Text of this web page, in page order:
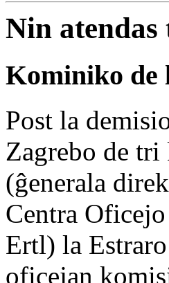
Nin
Kominiko de
Post la
Zagrebo de
(ĝenerala
Centra
Ertl) la
oficejan